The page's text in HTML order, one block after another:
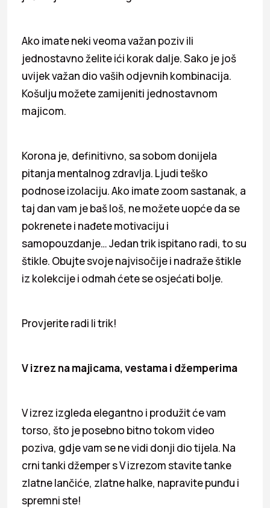
Ako imate neki veoma važan poziv ili
jednostavno želite ići korak dalje. Sako je još
uvijek važan dio vaših odjevnih kombinacija.
Košulju možete zamijeniti jednostavnom
majicom.
Korona je, definitivno, sa sobom donijela
pitanja mentalnog zdravlja. Ljudi teško
podnose izolaciju. Ako imate zoom sastanak, a
taj dan vam je baš loš, ne možete uopće da se
pokrenete i nađete motivaciju i
samopouzdanje… Jedan trik ispitano radi, to su
štikle. Obujte svoje najvisočije i nadraže štikle
iz kolekcije i odmah ćete se osjećati bolje.
Provjerite radi li trik!
V izrez na majicama, vestama i džemperima
V izrez izgleda elegantno i produžit će vam
torso, što je posebno bitno tokom video
poziva, gdje vam se ne vidi donji dio tijela. Na
crni tanki džemper s V izrezom stavite tanke
zlatne lančiće, zlatne halke, napravite punđu i
spremni ste!